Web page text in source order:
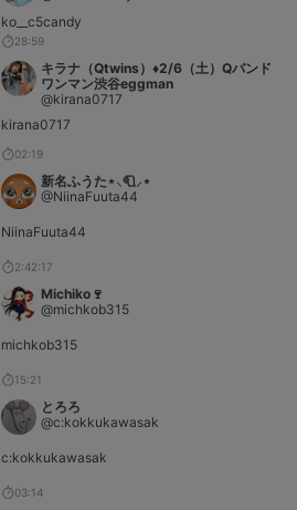
ko__c5candy
28:59
キラナ（Qtwins）♦︎2/6（土）Qバンド
ワンマン渋谷eggman
@kirana0717
kirana0717
02:19
新名ふうた⋆⸜🧻⸝‍⋆
@NiinaFuuta44
NiinaFuuta44
2:42:17
Michiko🍷
@michkob315
michkob315
15:21
とろろ
@c:kokkukawasak
c:kokkukawasak
03:14